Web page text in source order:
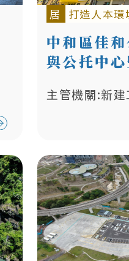
居 打造人本環
中和區佳
與公托中
闢工程
主管機關:新建